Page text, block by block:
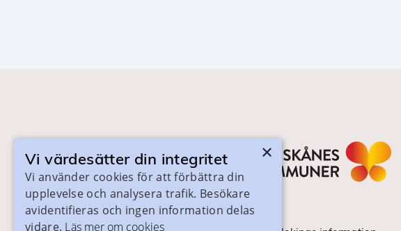
×
Vi värdesätter din integritet
Vi använder cookies för att förbättra din
upplevelse och analysera trafik. Besökare
avidentifieras och ingen information delas
vidare. Läs mer om cookies